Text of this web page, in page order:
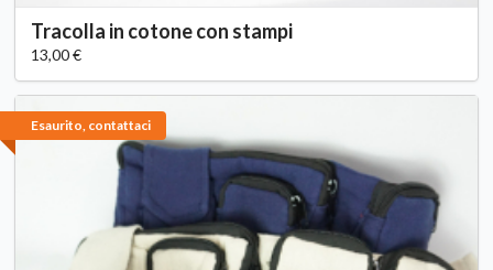
Tracolla in cotone con stampi
13,00 €
Esaurito, contattaci